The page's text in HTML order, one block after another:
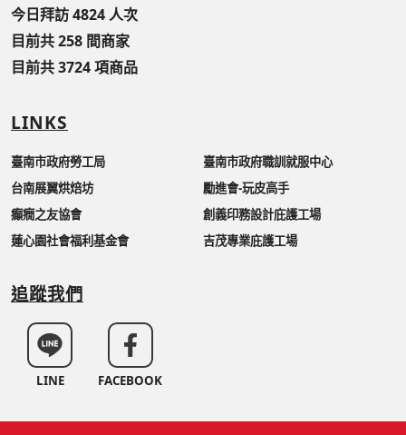
今日拜訪 4824 人次
目前共 258 間商家
目前共 3724 項商品
LINKS
臺南市政府勞工局
臺南市政府職訓就服中心
台南展翼烘焙坊
勵進會-玩皮高手
癲癇之友協會
創義印務設計庇護工場
蓮心園社會福利基金會
吉茂專業庇護工場
追蹤我們
LINE FACEBOOK